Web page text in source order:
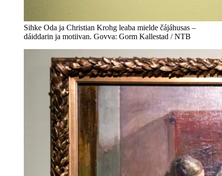
Sihke Oda ja Christian Krohg leaba mielde čájáhusas –
dáiddarin ja motiivan. Govva: Gorm Kallestad / NTB